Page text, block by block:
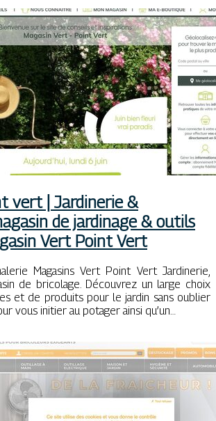
vert | Jardinerie &
de jardinage & outils
Vert Point Vert
Magasins Vert Point Vert Jardinerie,
de bricolage. Découvrez un large choix
et de produits pour le jardin sans oublier
vous initier au potager ainsi qu’un…